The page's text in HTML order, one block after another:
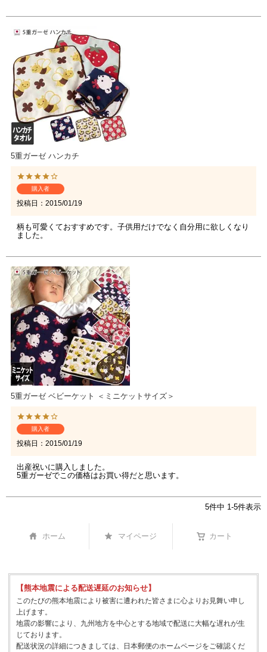
5重ガーゼ ハンカチ
購入者
投稿日 2015/01/19
柄も可愛くておすすめです。子供用だけでなく自分用に欲しくなり
ました。
5重ガーゼ ベビーケット ＜ミニケットサイズ＞
購入者
投稿日 2015/01/19
出産祝いに購入しました。
5重ガーゼでこの価格はお買い得だと思います。
5件中 1-5件表示
ホーム マイページ カート
【熊本地震による配送遅延のお知らせ】
このたびの熊本地震により被害に遭われた皆さまに心よりお見舞い申し
上げます。
地震の影響により、九州地方を中心とする地域で配送に大幅な遅れが生
じております。
配送状況の詳細につきましては、日本郵便のホームページをご確認くだ